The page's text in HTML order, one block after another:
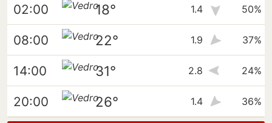
02:00 18° 1.4 50%
08:00 22° 1.9 37%
14:00 31° 2.8 24%
20:00 26° 1.4 36%